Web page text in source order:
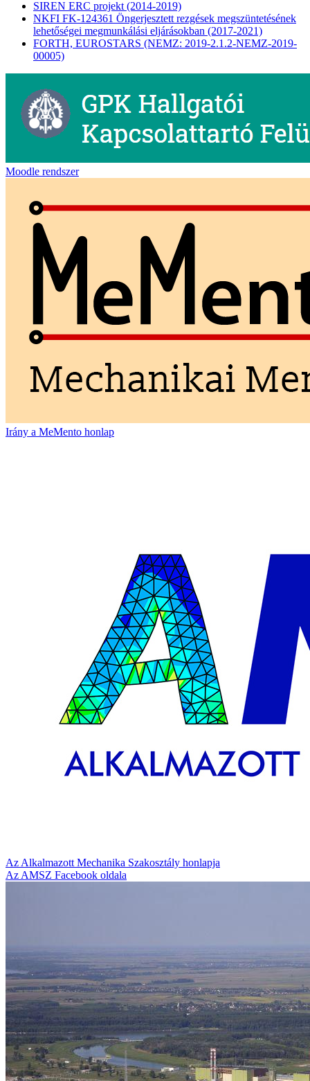
SIREN ERC projekt (2014-2019)
NKFI FK-124361 Öngerjesztett rezgések megszüntetésének
lehetőségei megmunkálási eljárásokban (2017-2021)
FORTH, EUROSTARS (NEMZ: 2019-2.1.2-NEMZ-2019-
00005)
Moodle rendszer
Irány a MeMento honlap
Az Alkalmazott Mechanika Szakosztály honlapja
Az AMSZ Facebook oldala